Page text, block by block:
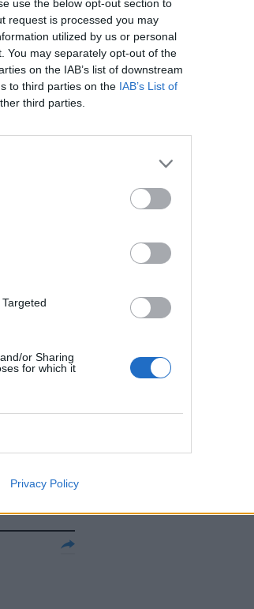
use the below opt-out section to
request is processed you may
utilized by us or personal
You may separately opt-out of the
on the IAB’s list of downstream
to third parties on the IAB’s List of
third parties.
or Sharing
for which it
Privacy Policy